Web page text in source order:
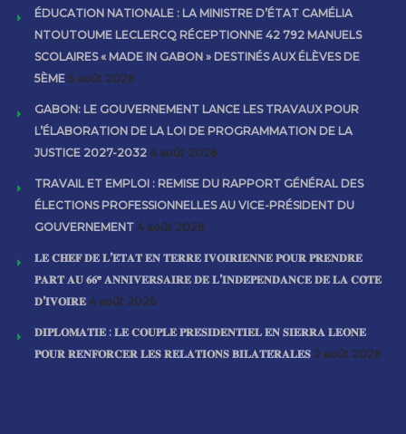
ÉDUCATION NATIONALE : LA MINISTRE D’ÉTAT CAMÉLIA
NTOUTOUME LECLERCQ RÉCEPTIONNE 42 792 MANUELS
SCOLAIRES « MADE IN GABON » DESTINÉS AUX ÉLÈVES DE
5ÈME 5 août 2026
GABON: LE GOUVERNEMENT LANCE LES TRAVAUX POUR
L’ÉLABORATION DE LA LOI DE PROGRAMMATION DE LA
JUSTICE 2027-2032 4 août 2026
TRAVAIL ET EMPLOI : REMISE DU RAPPORT GÉNÉRAL DES
ÉLECTIONS PROFESSIONNELLES AU VICE-PRÉSIDENT DU
GOUVERNEMENT 4 août 2026
𝐋𝐄 𝐂𝐇𝐄𝐅 𝐃𝐄 𝐋’𝐄́𝐓𝐀𝐓 𝐄𝐍 𝐓𝐄𝐑𝐑𝐄 𝐈𝐕𝐎𝐈𝐑𝐈𝐄𝐍𝐍𝐄 𝐏𝐎𝐔𝐑 𝐏𝐑𝐄𝐍𝐃𝐑𝐄
𝐏𝐀𝐑𝐓 𝐀𝐔 𝟔𝟔ᵉ 𝐀𝐍𝐍𝐈𝐕𝐄𝐑𝐒𝐀𝐈𝐑𝐄 𝐃𝐄 𝐋’𝐈𝐍𝐃𝐄́𝐏𝐄𝐍𝐃𝐀𝐍𝐂𝐄 𝐃𝐄 𝐋𝐀 𝐂𝐎̂𝐓𝐄
𝐃’𝐈𝐕𝐎𝐈𝐑𝐄 4 août 2026
𝐃𝐈𝐏𝐋𝐎𝐌𝐀𝐓𝐈𝐄 : 𝐋𝐄 𝐂𝐎𝐔𝐏𝐋𝐄 𝐏𝐑𝐄́𝐒𝐈𝐃𝐄𝐍𝐓𝐈𝐄𝐋 𝐄𝐍 𝐒𝐈𝐄𝐑𝐑𝐀 𝐋𝐄𝐎𝐍𝐄
𝐏𝐎𝐔𝐑 𝐑𝐄𝐍𝐅𝐎𝐑𝐂𝐄𝐑 𝐋𝐄𝐒 𝐑𝐄𝐋𝐀𝐓𝐈𝐎𝐍𝐒 𝐁𝐈𝐋𝐀𝐓𝐄́𝐑𝐀𝐋𝐄𝐒 2 août 2026